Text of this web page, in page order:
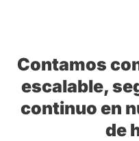
Contamos
escalable,
continuo en
de